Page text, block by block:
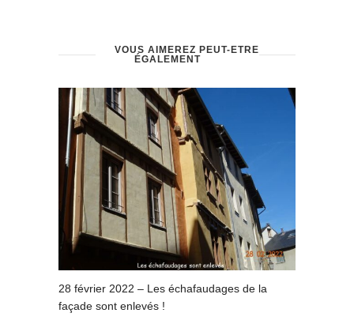
VOUS AIMEREZ PEUT-ÊTRE
ÉGALEMENT
28 février 2022 – Les échafaudages de la
façade sont enlevés !